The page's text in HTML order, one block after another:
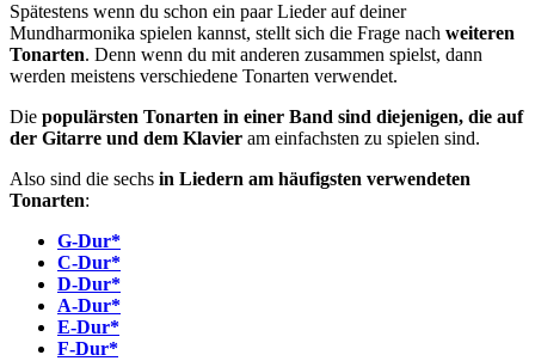
Spätestens wenn du schon ein paar Lieder auf deiner
Mundharmonika spielen kannst, stellt sich die Frage nach weiteren
Tonarten. Denn wenn du mit anderen zusammen spielst, dann
werden meistens verschiedene Tonarten verwendet.
Die populärsten Tonarten in einer Band sind diejenigen, die auf
der Gitarre und dem Klavier am einfachsten zu spielen sind.
Also sind die sechs in Liedern am häufigsten verwendeten
Tonarten:
G-Dur*
C-Dur*
D-Dur*
A-Dur*
E-Dur*
F-Dur*